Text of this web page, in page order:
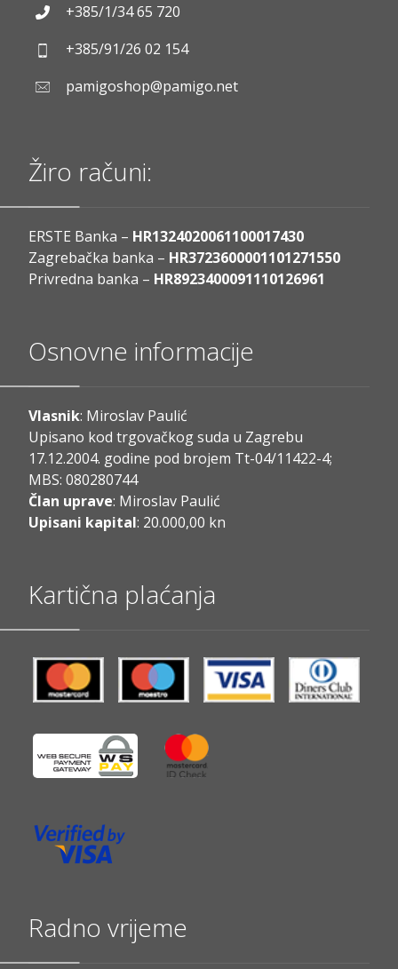
+385/1/34 65 720
+385/91/26 02 154
pamigoshop@pamigo.net
Žiro računi:
ERSTE Banka – HR1324020061100017430
Zagrebačka banka – HR3723600001101271550
Privredna banka – HR8923400091110126961
Osnovne informacije
Vlasnik: Miroslav Paulić
Upisano kod trgovačkog suda u Zagrebu
17.12.2004. godine pod brojem Tt-04/11422-4;
MBS: 080280744
Član uprave: Miroslav Paulić
Upisani kapital: 20.000,00 kn
Kartična plaćanja
Radno vrijeme